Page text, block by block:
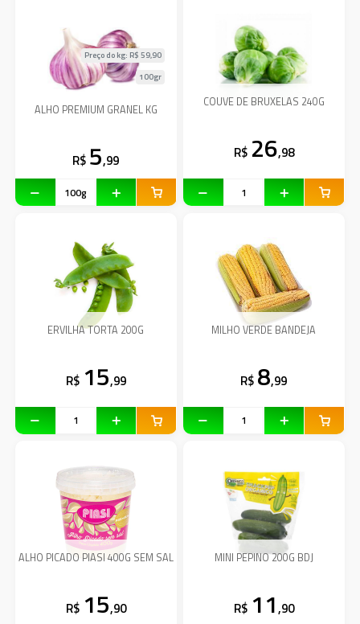
ALHO PREMIUM GRANEL KG
Preço do kg: R$ 59,90
100gr
R$ 5,99
COUVE DE BRUXELAS 240G
R$ 26,98
ERVILHA TORTA 200G
R$ 15,99
MILHO VERDE BANDEJA
R$ 8,99
ALHO PICADO PIASI 400G SEM SAL
R$ 15,90
MINI PEPINO 200G BDJ
R$ 11,90